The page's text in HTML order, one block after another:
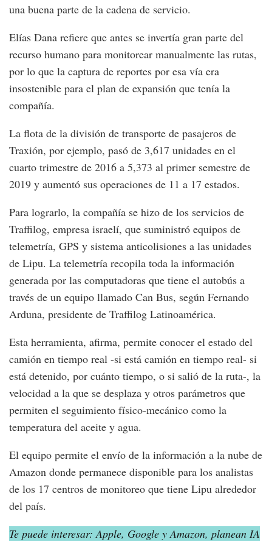
una buena parte de la cadena de servicio.
Elías Dana refiere que antes se invertía gran parte del
recurso humano para monitorear manualmente las rutas,
por lo que la captura de reportes por esa vía era
insostenible para el plan de expansión que tenía la
compañía.
La flota de la división de transporte de pasajeros de
Traxión, por ejemplo, pasó de 3,617 unidades en el
cuarto trimestre de 2016 a 5,373 al primer semestre de
2019 y aumentó sus operaciones de 11 a 17 estados.
Para lograrlo, la compañía se hizo de los servicios de
Traffilog, empresa israelí, que suministró equipos de
telemetría, GPS y sistema anticolisiones a las unidades
de Lipu. La telemetría recopila toda la información
generada por las computadoras que tiene el autobús a
través de un equipo llamado Can Bus, según Fernando
Arduna, presidente de Traffilog Latinoamérica.
Esta herramienta, afirma, permite conocer el estado del
camión en tiempo real -si está camión en tiempo real- si
está detenido, por cuánto tiempo, o si salió de la ruta-, la
velocidad a la que se desplaza y otros parámetros que
permiten el seguimiento físico-mecánico como la
temperatura del aceite y agua.
El equipo permite el envío de la información a la nube de
Amazon donde permanece disponible para los analistas
de los 17 centros de monitoreo que tiene Lipu alrededor
del país.
Te puede interesar: Apple, Google y Amazon, planean IA